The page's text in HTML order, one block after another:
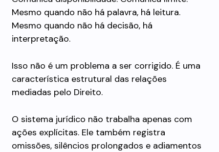
Mesmo quando não há palavra, há leitura.
Mesmo quando não há decisão, há
interpretação.
Isso não é um problema a ser corrigido. É uma
característica estrutural das relações
mediadas pelo Direito.
O sistema jurídico não trabalha apenas com
ações explícitas. Ele também registra
omissões, silêncios prolongados e adiamentos